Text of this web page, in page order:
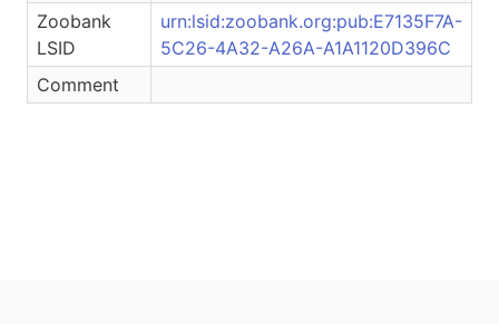
Zoobank
LSID
urn:lsid:zoobank.org:pub:E7135F7A-
5C26-4A32-A26A-A1A1120D396C
Comment